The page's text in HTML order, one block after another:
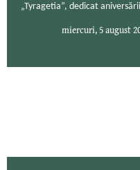
„Tyragetia”, dedicat
miercuri, 5 august